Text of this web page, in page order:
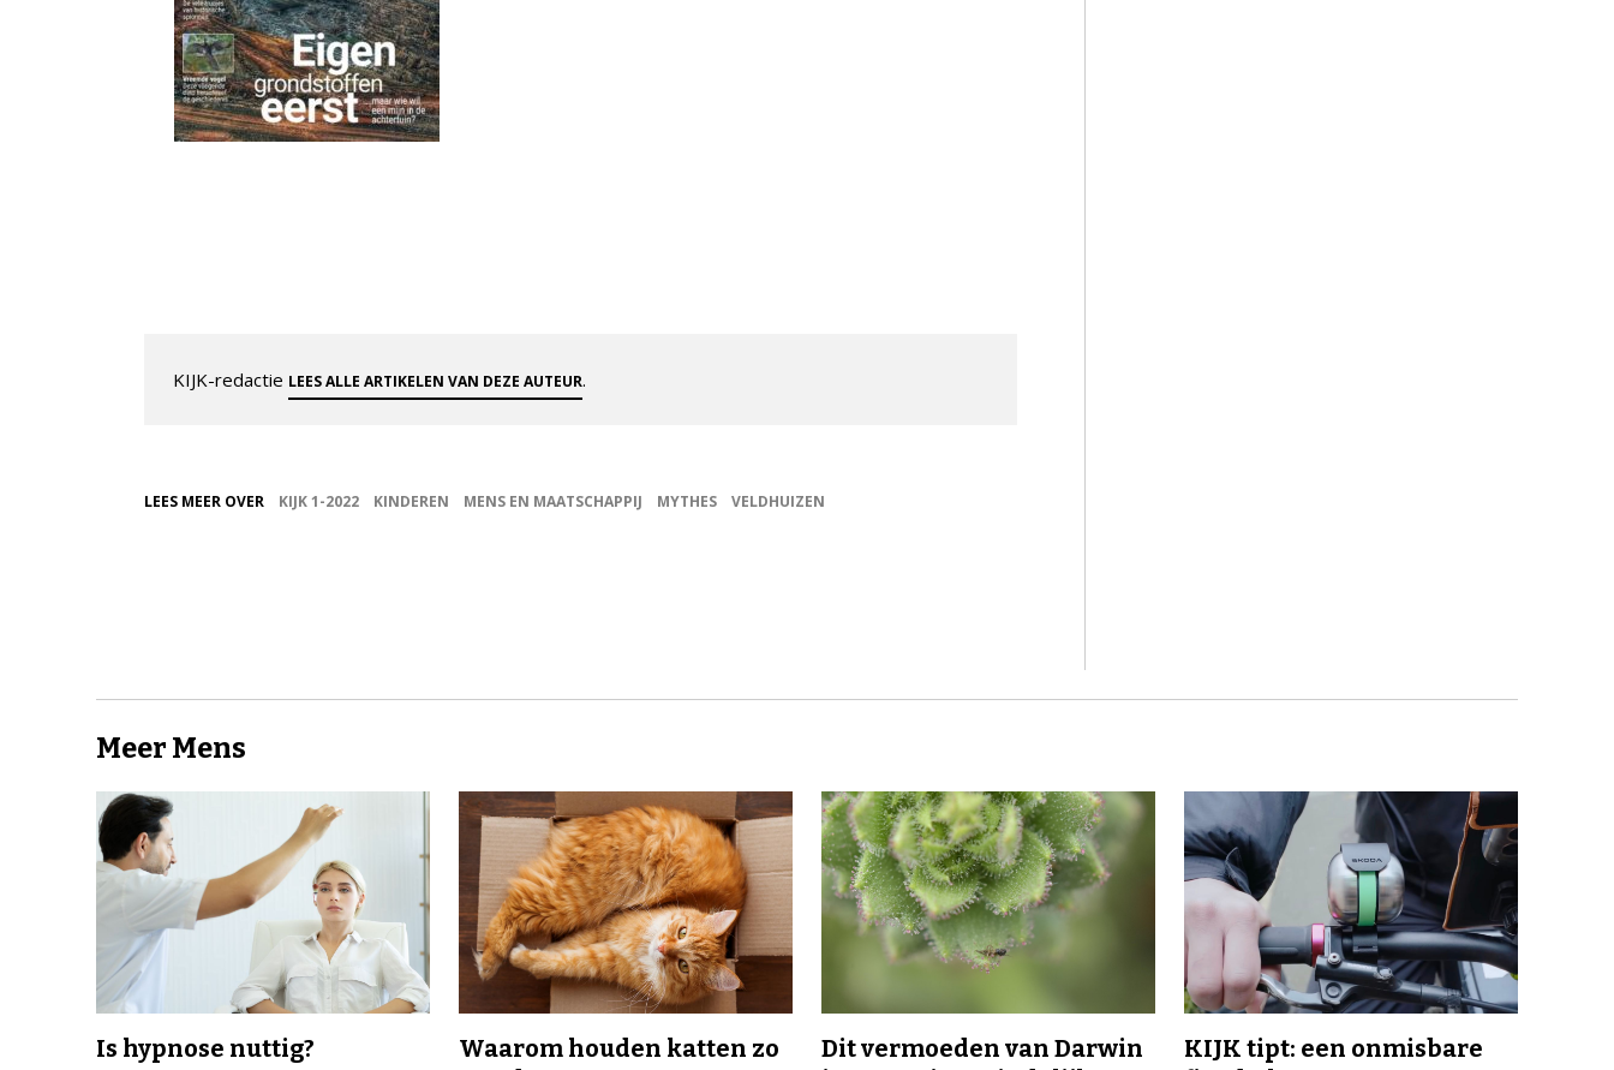
KIJK-redactie LEES ALLE ARTIKELEN VAN DEZE AUTEUR.
LEES MEER OVER KIJK 1-2022 KINDEREN MENS EN MAATSCHAPPIJ MYTHES VELDHUIZEN
Meer Mens
Is hypnose nuttig?
Waarom houden katten zo
Dit vermoeden van Darwin
KIJK tipt: een onmisbare